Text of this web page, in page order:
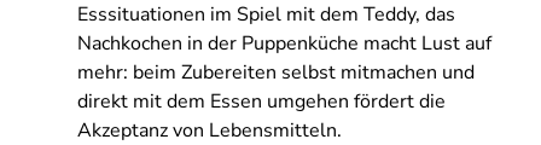
Esssituationen im Spiel mit dem Teddy, das
Nachkochen in der Puppenküche macht Lust auf
mehr: beim Zubereiten selbst mitmachen und
direkt mit dem Essen umgehen fördert die
Akzeptanz von Lebensmitteln.